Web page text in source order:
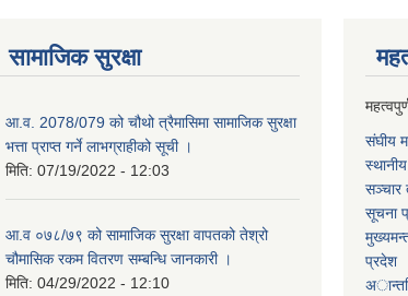
सामाजिक सुरक्षा
आ.व. 2078/079 को चौथो त्रैमासिमा सामाजिक सुरक्षा
भत्ता प्राप्त गर्ने लाभग्राहीको सूची ।
मिति: 07/19/2022 - 12:03
आ.व ०७८/७९ को सामाजिक सुरक्षा वापतको तेश्रो
चौमासिक रकम वितरण सम्बन्धि जानकारी ।
मिति: 04/29/2022 - 12:10
संघीय
सञ्चार
सूचना
प्रदेश